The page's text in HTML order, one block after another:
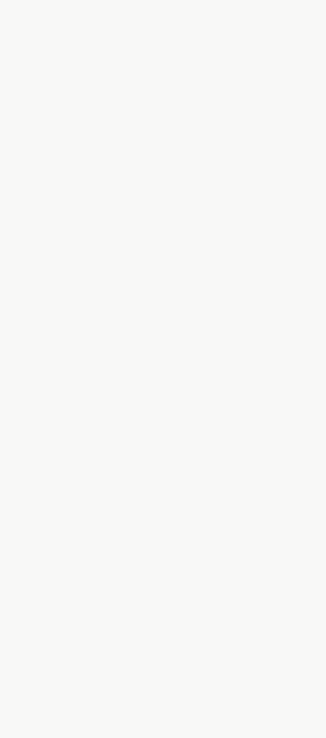
фронт. Однако даже в окопах
коллекцию, что отражает
Коллекция посвящена
одновременно открылись
знаешь, кто перед тобой.
негативными, хоть
этом — о разных лицах
кого не ждешь ничего
повседневной жизни